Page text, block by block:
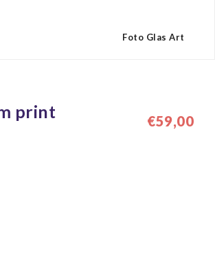
Foto Glas Art
print
€59,00